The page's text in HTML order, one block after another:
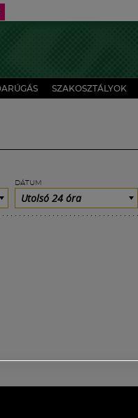
SZAKOSZTÁLYOK
DÁTUM
Utolsó 24 óra